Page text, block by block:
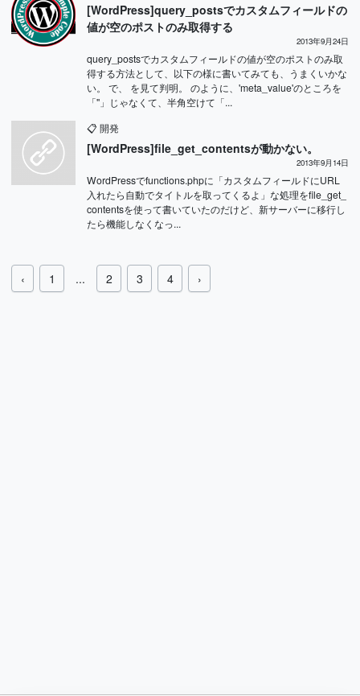
[WordPress]query_postsでカスタムフィールドの
値が空のポストのみ取得する
2013年9月24日
query_postsでカスタムフィールドの値が空のポストのみ取
得する方法として、以下の様に書いてみても、うまくいかな
い。 で、 を見て判明。 のように、'meta_value'のところを
「''」じゃなくて、半角空けて「...
📋 開発
[WordPress]file_get_contentsが動かない。
2013年9月14日
WordPressでfunctions.phpに「カスタムフィールドにURL
入れたら自動でタイトルを取ってくるよ」な処理をfile_get_
contentsを使って書いていたのだけど、新サーバーに移行し
たら機能しなくなっ...
‹ 1 ... 2 3 4 ›